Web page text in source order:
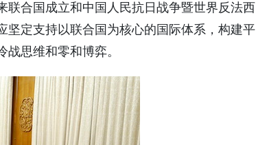
合国成立和中国人民抗日战争暨世界反法西
坚定支持以联合国为核心的国际体系，构建平
思维和零和博弈。